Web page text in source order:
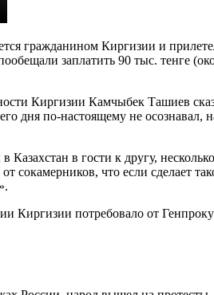
гражданином Киргизии и
заплатить 90 тыс. тенге
Киргизии Камчыбек Ташиев
дня по-настоящему не
в гости к другу,
что если сделает
Киргизии потребовало от